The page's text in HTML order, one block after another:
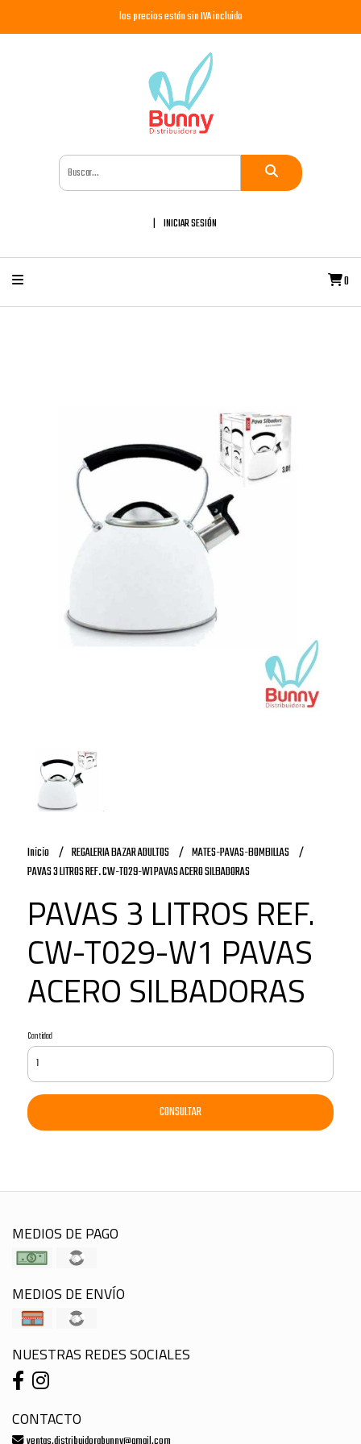
los precios están sin IVA incluido
INICIAR SESIÓN
0
Inicio REGALERIA BAZAR ADULTOS
MATES-PAVAS-BOMBILLAS
PAVAS 3 LITROS REF. CW-T029-W1 PAVAS ACERO SILBADORAS
PAVAS 3 LITROS REF.
CW-T029-W1 PAVAS
ACERO SILBADORAS
Cantidad
CONSULTAR
MEDIOS DE PAGO
MEDIOS DE ENVÍO
NUESTRAS REDES SOCIALES
CONTACTO